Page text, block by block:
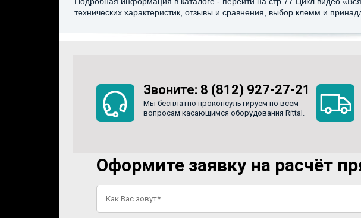
технических характеристик, отзывы и сравнения, выбор клемм и
Звоните: 8 (812) 927-27-21
Мы бесплатно проконсультируем по всем
вопросам касающимся оборудования Rittal.
Оформите заявку на расчёт